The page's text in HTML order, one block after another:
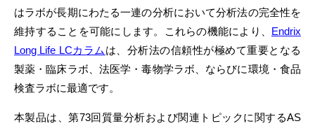
はラボが長期にわたる一連の分析において分析法の完全性を
維持することを可能にします。これらの機能により、 Endrix
Long Life LCカラム は、分析法の信頼性が極めて重要となる
製薬・臨床ラボ、法医学・毒物学ラボ、ならびに環境・食品
検査ラボに最適です。
本製品は、第73回質量分析および関連トピックに関するAS